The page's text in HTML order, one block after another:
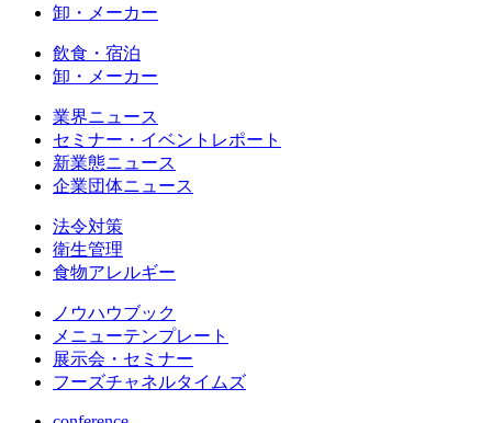
卸・メーカー
飲食・宿泊
卸・メーカー
業界ニュース
セミナー・イベントレポート
新業態ニュース
企業団体ニュース
法令対策
衛生管理
食物アレルギー
ノウハウブック
メニューテンプレート
展示会・セミナー
フーズチャネルタイムズ